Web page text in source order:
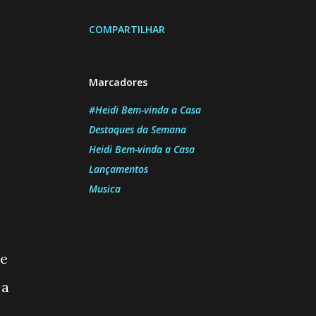
COMPARTILHAR
Marcadores
#Heidi Bem-vinda a Casa
Destaques da Semana
Heidi Bem-vinda a Casa
Lançamentos
Musica